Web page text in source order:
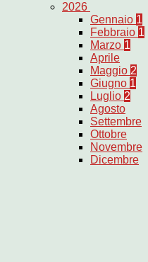
2026
Gennaio 1
Febbraio 1
Marzo 1
Aprile
Maggio 2
Giugno 1
Luglio 2
Agosto
Settembre
Ottobre
Novembre
Dicembre